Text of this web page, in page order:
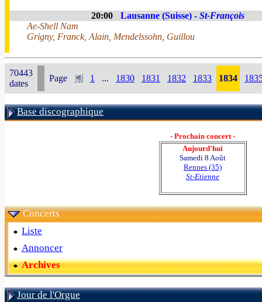
20:00 Lausanne (Suisse) - St-François
Ae-Shell Nam
Grigny, Franck, Alain, Mendelssohn, Guillou
70443
dates
Page 1 ... 1830 1831 1832 1833 1834
Base discographique
- Prochain concert -
Aujourd'hui
Samedi 8 Août
Rennes (35)
St-Etienne
Concerts
Liste
Annoncer
Archives
Jour de l'Orgue